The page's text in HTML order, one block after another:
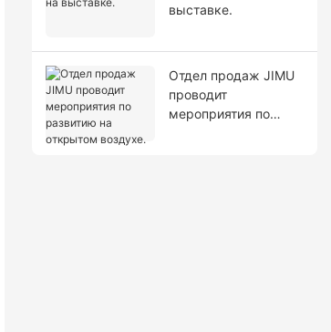
выставке.
Отдел продаж JIMU
проводит
мероприятия по